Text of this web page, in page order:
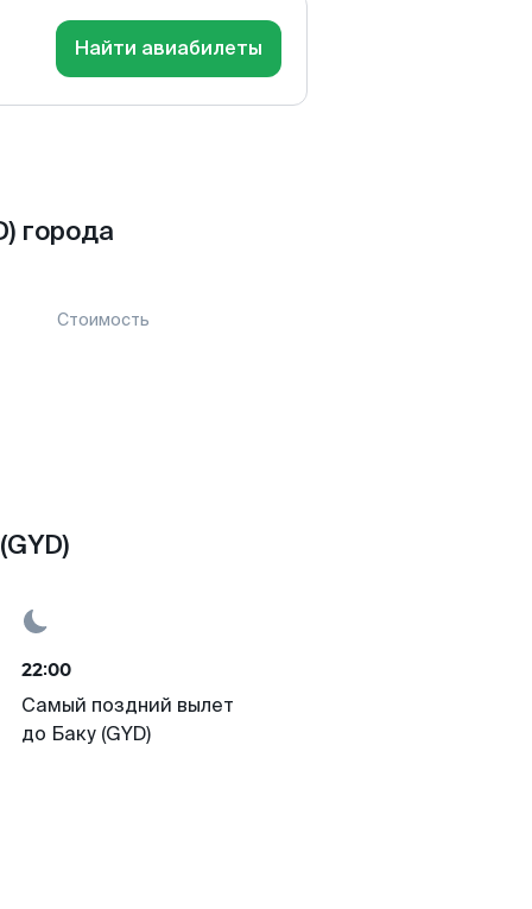
Найти авиабилеты
города
Стоимость
22:00
Самый поздний вылет
до Баку (GYD)